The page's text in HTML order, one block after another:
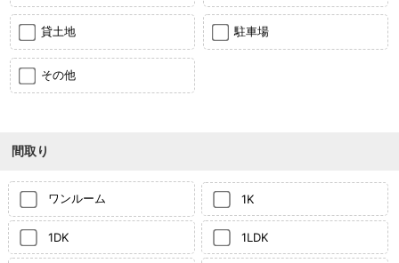
貸土地 駐車場
その他
間取り
ワンルーム 1K
1DK 1LDK